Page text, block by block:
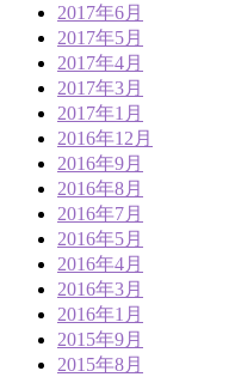
2017年6月
2017年5月
2017年4月
2017年3月
2017年1月
2016年12月
2016年9月
2016年8月
2016年7月
2016年5月
2016年4月
2016年3月
2016年1月
2015年9月
2015年8月